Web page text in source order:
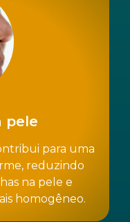
pele
para uma
reduzindo
na pele e
homogêneo.